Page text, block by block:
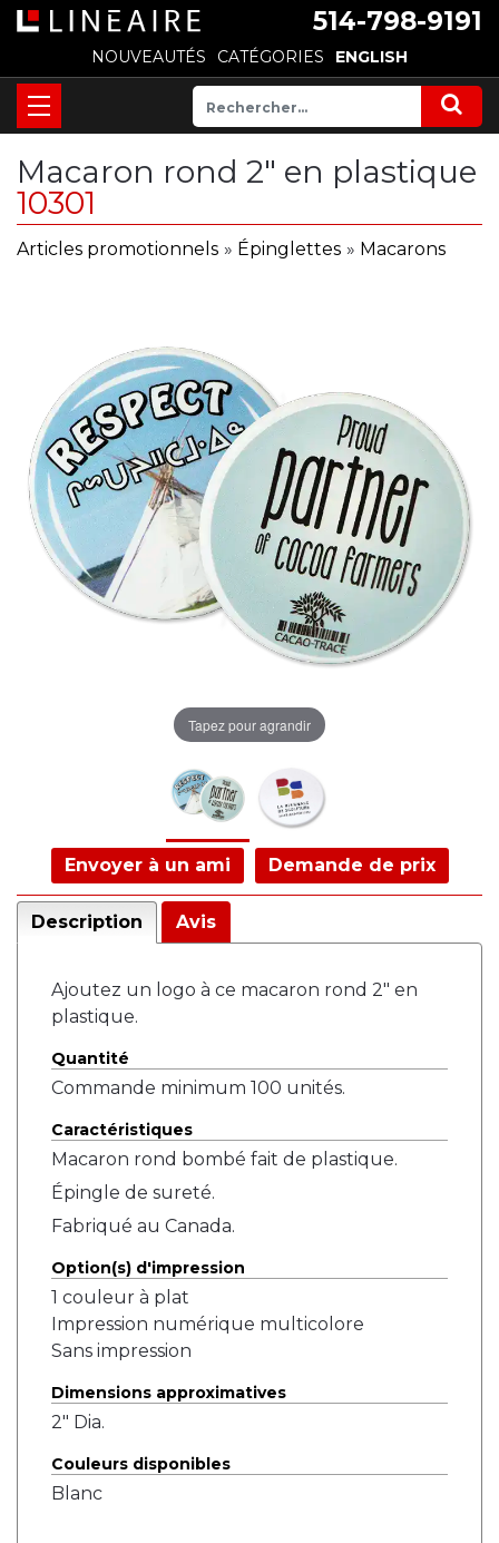
514-798-9191
NOUVEAUTÉS CATÉGORIES ENGLISH
Macaron rond 2" en plastique
10301
Articles promotionnels » Épinglettes » Macarons
Tapez pour agrandir
Envoyer à un ami Demande de prix
Description Avis
Ajoutez un logo à ce macaron rond 2" en
plastique.
Quantité
Commande minimum 100 unités.
Caractéristiques
Macaron rond bombé fait de plastique.
Épingle de sureté.
Fabriqué au Canada.
Option(s) d'impression
1 couleur à plat
Impression numérique multicolore
Sans impression
Dimensions approximatives
2" Dia.
Couleurs disponibles
Blanc